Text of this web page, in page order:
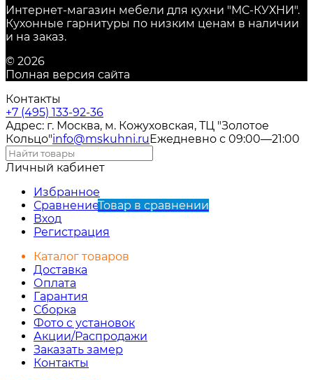
Интернет-магазин мебели для кухни "МС-КУХНИ".
Кухонные гарнитуры по низким ценам в наличии
и на заказ.
© 2026
Полная версия сайта
Контакты
+7 (495) 133-92-36
Адрес: г. Москва, м. Кожуховская, ТЦ "Золотое
Кольцо"info@mskuhni.ru Ежедневно с 09:00—21:00
Личный кабинет
Избранное
СравнениеТовар в сравнении
Вход
Регистрация
Каталог товаров
Доставка
Оплата
Гарантия
Сборка
Фото с установок
Акции/Распродажи
Заказать замер
Контакты